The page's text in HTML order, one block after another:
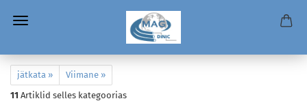
jätkata »
Viimane »
11 Artiklid selles kategoorias